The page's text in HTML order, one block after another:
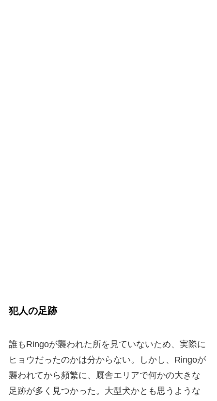
犯人の足跡
誰もRingoが襲われた所を見ていないため、実際に
ヒョウだったのかは分からない。しかし、Ringoが
襲われてから頻繁に、厩舎エリアで何かの大きな
足跡が多く見つかった。大型犬かとも思うような